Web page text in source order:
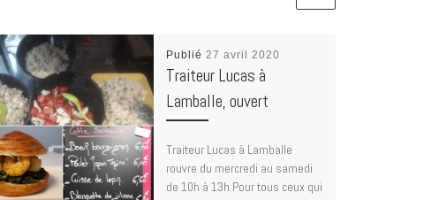
Publié 27 avril 2020
Traiteur Lucas à
Lamballe, ouvert
Traiteur Lucas à Lamballe
rouvre du mercredi au samedi
de 10h à 13h Pour tous ceux qui